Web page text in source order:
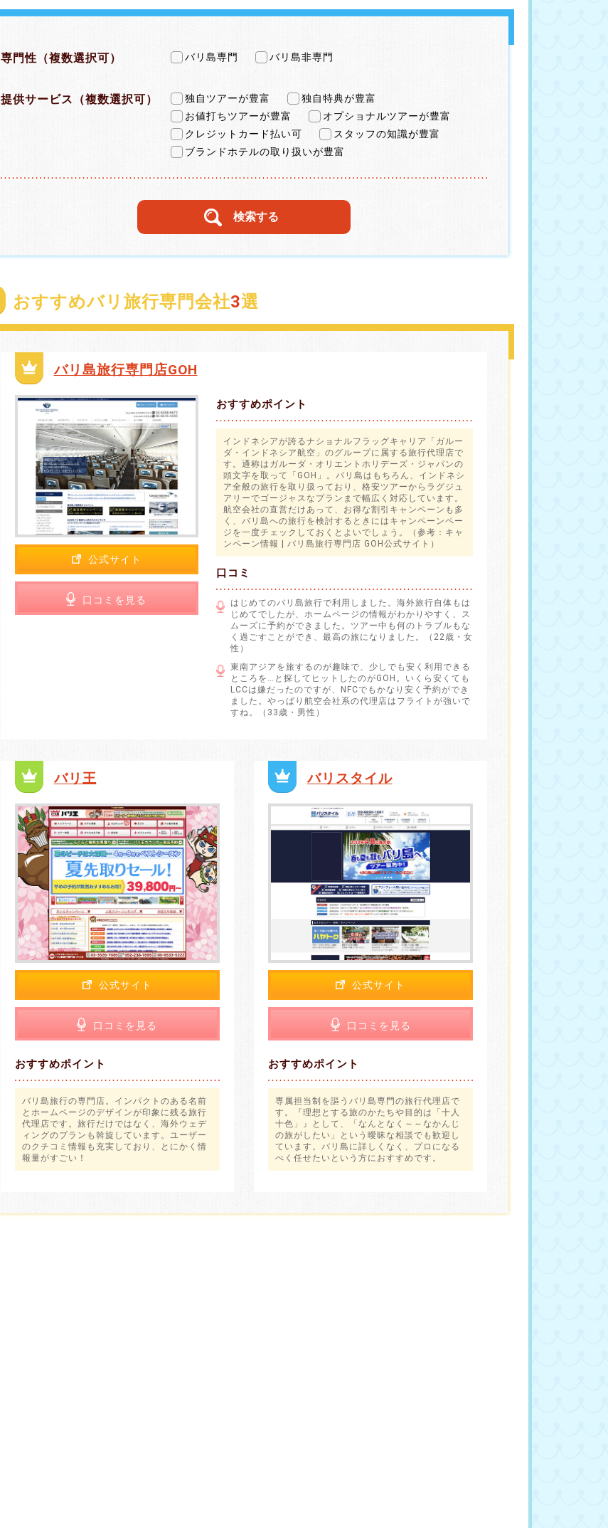
専門性（複数選択可） バリ島専門 バリ島非専門
提供サービス（複数選択可） 独自ツアーが豊富
独自特典が豊富
お値打ちツアーが豊富
オプショナルツアーが豊富
クレジットカード払い可
スタッフの知識が豊富
ブランドホテルの取り扱いが豊富
おすすめバリ旅行専門会社3選
バリ島旅行専門店GOH
公式サイト
口コミを見る
おすすめポイント
インドネシアが誇るナショナルフラッグキャリア「ガルー
ダ・インドネシア航空」のグループに属する旅行代理店で
す。通称はガルーダ・オリエントホリデーズ・ジャパンの
頭文字を取って「GOH」。バリ島はもちろん、インドネシ
ア全般の旅行を取り扱っており、格安ツアーからラグジュ
アリーでゴージャスなプランまで幅広く対応しています。
航空会社の直営だけあって、お得な割引キャンペーンも多
く、バリ島への旅行を検討するときにはキャンペーンペー
ジを一度チェックしておくとよいでしょう。（参考： キャ
ンペーン情報 | バリ島旅行専門店 GOH公式サイト ）
口コミ
はじめてのバリ島旅行で利用しました。海外旅行自体もは
じめてでしたが、ホームページの情報がわかりやすく、ス
ムーズに予約ができました。ツアー中も何のトラブルもな
く過ごすことができ、最高の旅になりました。（22歳・女
性）
東南アジアを旅するのが趣味で、少しでも安く利用できる
ところを…と探してヒットしたのがGOH。いくら安くても
LCCは嫌だったのですが、NFCでもかなり安く予約ができ
ました。やっぱり航空会社系の代理店はフライトが強いで
すね。（33歳・男性）
バリ王
公式サイト
口コミを見る
おすすめポイント
バリ島旅行の専門店。インパクトのある名前
とホームページのデザインが印象に残る旅行
代理店です。旅行だけではなく、海外ウェデ
ィングのプランも斡旋しています。ユーザー
のクチコミ情報も充実しており、とにかく情
報量がすごい！
バリスタイル
公式サイト
口コミを見る
おすすめポイント
専属担当制を謳うバリ島専門の旅行代理店で
す。『理想とする旅のかたちや目的は「十人
十色」』として、「なんとなく～～なかんじ
の旅がしたい」という曖昧な相談でも歓迎し
ています。バリ島に詳しくなく、プロになる
べく任せたいという方におすすめです。